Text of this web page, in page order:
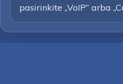
pasirinkite „VoIP“ arba